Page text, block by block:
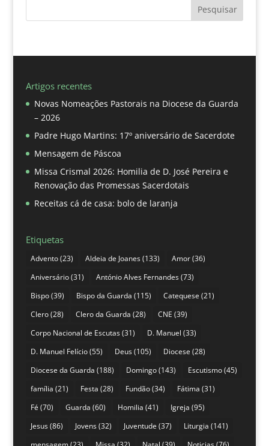
Pesquisar
Artigos recentes
Novas Nomeações Pastorais na Diocese da Guarda
– 2026
Padre Hugo Martins: 17º aniversário de Sacerdote
Mensagem de Páscoa
Missa Crismal 2026: Homilia de D. José Pereira e
Renovação das Promessas Sacerdotais
Receitas cá de casa: bolo de laranja
Etiquetas
Advento(23) Aldeia de Joanes(133) Amor(36)
Aniversário(31) António Alves Fernandes(73)
Bispo(39) Bispo da Guarda (115) Catequese (21)
Clero(28) Clero da Guarda (28) CNE (39)
Corpo Nacional de Escutas(31) D. Manuel (33)
D. Manuel Felício(55) Deus(105) Diocese (28)
Diocese da Guarda (188) Domingo(143) Escutismo(45)
família (21) Festa (28) Fundão(34) Fátima (31)
Fé (70) Guarda (60) Homilia (41) Igreja (95)
Jesus(86) Jovens(32) Juventude (37) Liturgia (141)